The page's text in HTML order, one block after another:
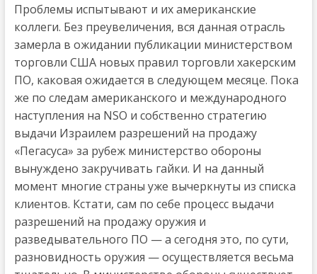
Проблемы испытывают и их американские
коллеги. Без преувеличения, вся данная отрасль
замерла в ожидании публикации министерством
торговли США новых правил торговли хакерским
ПО, каковая ожидается в следующем месяце. Пока
же по следам американского и международного
наступления на NSO и собственно стратегию
выдачи Израилем разрешений на продажу
«Пегасуса» за рубеж министерство обороны
вынуждено закручивать гайки. И на данный
момент многие страны уже вычеркнуты из списка
клиентов. Кстати, сам по себе процесс выдачи
разрешений на продажу оружия и
разведывательного ПО — а сегодня это, по сути,
разновидность оружия — осуществляется весьма